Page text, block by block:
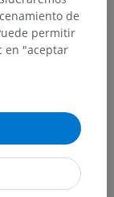
o
de
permitir
en "aceptar